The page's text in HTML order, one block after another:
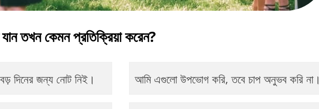
তখন কেমন প্রতিক্রিয়া করেন?
দিনের জন্য নোট নিই। আমি এগুলো উপভোগ করি, তবে চাপ অনুভব করি না।